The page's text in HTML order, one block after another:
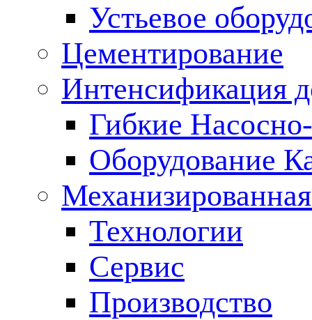
Устьевое
Цементирование
Интенсификация
Гибкие
Оборудование
Технологии
Сервис
Производство